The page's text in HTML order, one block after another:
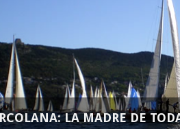
LA MADRE DE